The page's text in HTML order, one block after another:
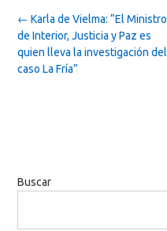
Post
navigation
← Karla de Vielma: “El Ministro
de Interior, Justicia y Paz es
quien lleva la investigación del
caso La Fría”
Buscar